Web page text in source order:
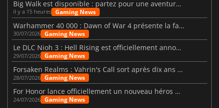
Big Walk est disponible : partez pour une aventure entre amis
il y a 15 heures Gaming News
Warhammer 40 000 : Dawn of War 4 présente la faction des Nécrons
30/07/2026 Gaming News
Le DLC Nioh 3 : Hell Rising est officiellement annoncé
29/07/2026 Gaming News
Forsaken Realms : Vahrin's Call sort après dix ans de développement
28/07/2026 Gaming News
For Honor lance officiellement un nouveau héros nommé Arakure
24/07/2026 Gaming News